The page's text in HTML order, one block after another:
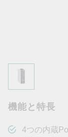
機能と特長
4つの内蔵